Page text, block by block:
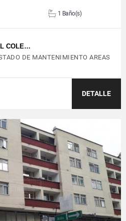
1 Baño(s)
COLE…
DE MANTENIMIENTO AREAS
DETALLE
DETALLES